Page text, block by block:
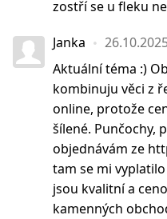
zostří se u fleku
Janka
Aktuální téma :)
kombinuju věci z
online, protože
šílené. Punčochy,
objednávám ze
tam se mi
jsou kvalitní a
kamenných